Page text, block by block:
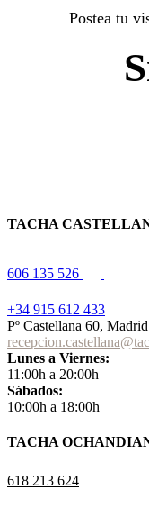
Postea tu
TACHA
606 135 526
+34 915 612 433
Pº Castellana 60, Madrid
Lunes a Viernes:
11:00h a 20:00h
Sábados:
10:00h a 18:00h
TACHA
618 213 624